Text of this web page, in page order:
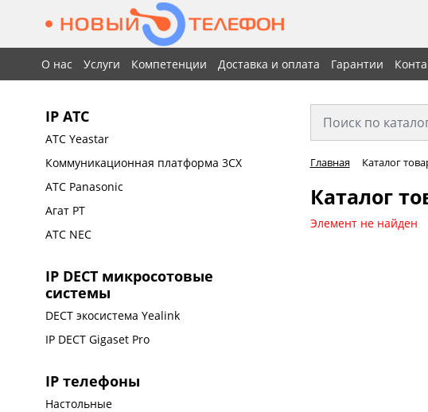
О нас Услуги Компетенции Доставка и оплата Гарантии
IP АТС
АТС Yeastar
Коммуникационная платформа 3CX
АТС Panasonic
Агат РТ
АТС NEC
IP DECT микросотовые
системы
DECT экосистема Yealink
IP DECT Gigaset Pro
IP телефоны
Настольные
Главная Каталог
Каталог
Элемент не найден